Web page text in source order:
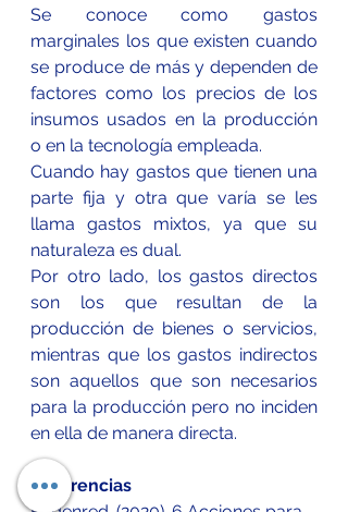
Se conoce como gastos
marginales los que existen cuando
se produce de más y dependen de
factores como los precios de los
insumos usados en la producción
o en la tecnología empleada.
Cuando hay gastos que tienen una
parte fija y otra que varía se les
llama gastos mixtos, ya que su
naturaleza es dual.
Por otro lado, los gastos directos
son los que resultan de la
producción de bienes o servicios,
mientras que los gastos indirectos
son aquellos que son necesarios
para la producción pero no inciden
en ella de manera directa.
Referencias